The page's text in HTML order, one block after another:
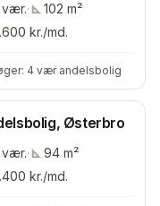
vær.· 102 m²
kr./md.
4 vær andelsbolig
Østerbro
vær.· 94 m²
kr./md.